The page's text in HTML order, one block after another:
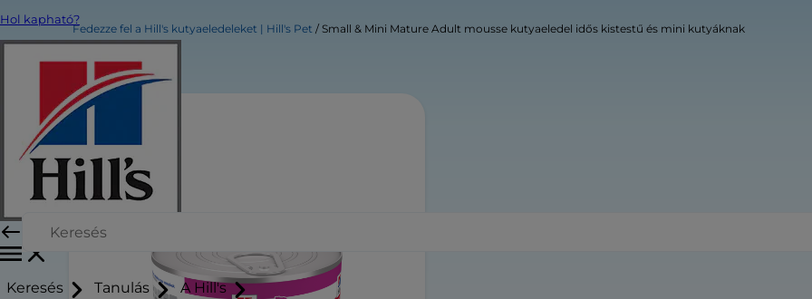
Hol kapható?
Keresés Tanulás A Hill's
Fedezze fel a Hill's kutyaeledeleket | Hill's Pet Small & Mini Mature Adult mousse kutyaeledel idős kistestű és mini kutyáknak